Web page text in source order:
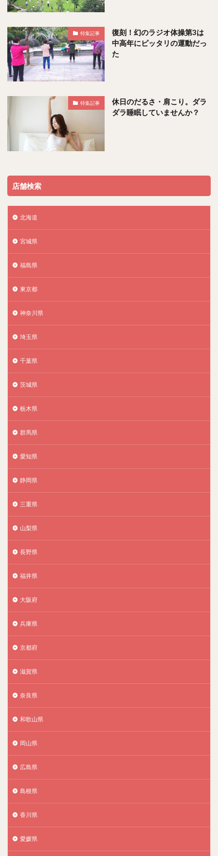
特集記事
復刻！幻のラジオ体操第3は
中高年にピッタリの運動だっ
た
特集記事
休日のだるさ・肩こり。ダラ
ダラ睡眠していませんか？
店舗検索
北海道
宮城県
福島県
東京都
神奈川県
埼玉県
千葉県
茨城県
栃木県
群馬県
愛知県
静岡県
三重県
山梨県
長野県
福井県
大阪府
兵庫県
京都府
滋賀県
奈良県
和歌山県
岡山県
広島県
島根県
香川県
愛媛県